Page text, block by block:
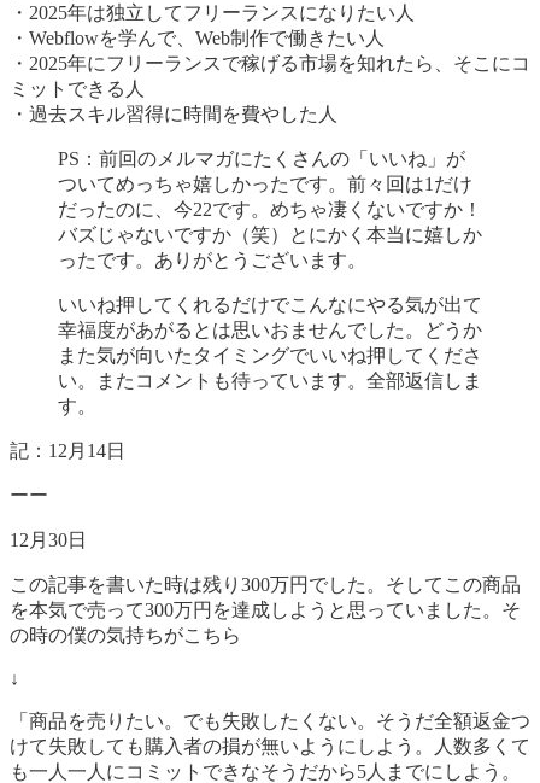
・2025年は独立してフリーランスになりたい人
・Webflowを学んで、Web制作で働きたい人
・2025年にフリーランスで稼げる市場を知れたら、そこにコ
ミットできる人
・過去スキル習得に時間を費やした人
PS：前回のメルマガにたくさんの「いいね」が
ついてめっちゃ嬉しかったです。前々回は1だけ
だったのに、今22です。めちゃ凄くないですか！
バズじゃないですか（笑）とにかく本当に嬉しか
ったです。ありがとうございます。
いいね押してくれるだけでこんなにやる気が出て
幸福度があがるとは思いおませんでした。どうか
また気が向いたタイミングでいいね押してくださ
い。またコメントも待っています。全部返信しま
す。
記：12月14日
ーー
12月30日
この記事を書いた時は残り300万円でした。そしてこの商品
を本気で売って300万円を達成しようと思っていました。そ
の時の僕の気持ちがこちら
↓
「商品を売りたい。でも失敗したくない。そうだ全額返金つ
けて失敗しても購入者の損が無いようにしよう。人数多くて
も一人一人にコミットできなそうだから5人までにしよう。